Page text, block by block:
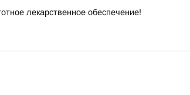
лекарственное обеспечение!